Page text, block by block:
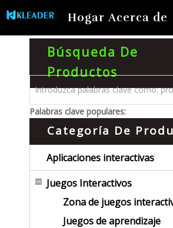
Hogar Acerca de
Búsqueda De
Productos
Palabras clave populares:
Categoría De
Aplicaciones interactivas
Juegos Interactivos
Zona de juegos
Juegos de aprendizaje